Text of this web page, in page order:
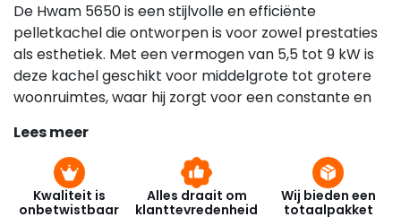
De Hwam 5650 is een stijlvolle en efficiënte
pelletkachel die ontworpen is voor zowel prestaties
als esthetiek. Met een vermogen van 5,5 tot 9 kW is
deze kachel geschikt voor middelgrote tot grotere
woonruimtes, waar hij zorgt voor een constante en
goed in moderne en klassieke interieurs en is
beschikbaar in diverse afwerkingen, zoals zwart staal
en natuursteen, voor een luxe uitstraling.
Lees meer
Kwaliteit is
onbetwistbaar
Alles draait om
klanttevredenheid
Wij bieden een
totaalpakket